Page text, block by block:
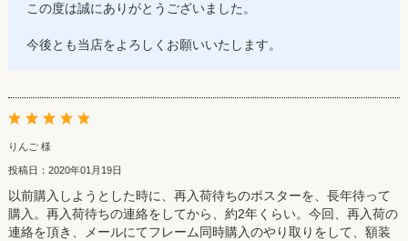
この度は誠にありがとうございました。
今後とも当店をよろしくお願いいたします。
りんご 様
投稿日：2020年01月19日
以前購入しようとした時に、再入荷待ちのポスターを、長年待って
購入。再入荷待ちの連絡をしてから、約2年くらい。今回、再入荷の
連絡を頂き、メールにてフレーム同時購入のやり取りをして、額装